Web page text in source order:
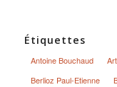
Étiquettes
Antoine Bouchaud
Berlioz Paul-Etienne